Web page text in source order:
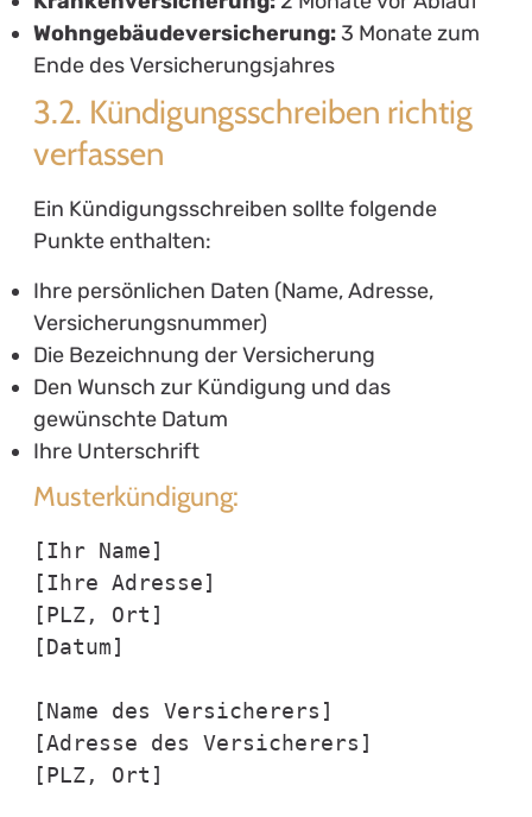
Wohngebäudeversicherung:3 Monate zum
Ende des Versicherungsjahres
3.2. Kündigungsschreiben richtig
verfassen
Ein Kündigungsschreiben sollte folgende
Punkte enthalten:
Ihre persönlichen Daten (Name, Adresse,
Versicherungsnummer)
Die Bezeichnung der Versicherung
Den Wunsch zur Kündigung und das
gewünschte Datum
Ihre Unterschrift
Musterkündigung:
[Ihr Name]
[Ihre Adresse]
[PLZ, Ort]
[Datum]
[Name des Versicherers]
[Adresse des Versicherers]
[PLZ, Ort]